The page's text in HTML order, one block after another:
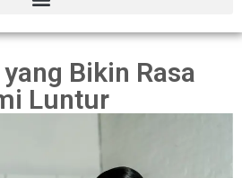
Bikin Rasa
Luntur